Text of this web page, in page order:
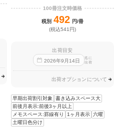
100冊注文時価格
税別 492 円/冊
(税込541円)
出荷目安
2026年9 月 14日
迄に
出荷
出荷オプションについて
早期出荷割引対象
書き込みスペース大
前後月表示:前後3ヶ月以上
メモスペース:罫線有り
1ヶ月表示 六曜
土曜日色分け